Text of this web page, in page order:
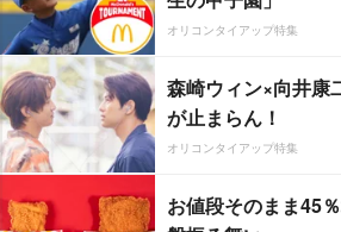
オリコンタイアップ特集
森崎ウィン×向井康
が止まらん！
オリコンタイアップ特集
お値段そのまま45